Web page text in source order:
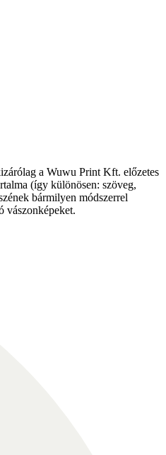
a Wuwu Print Kft. előzetes
(így különösen: szöveg,
bármilyen módszerrel
vászonképeket.